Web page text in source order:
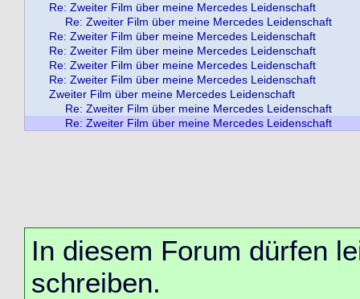
Re: Zweiter Film über meine Mercedes Leidenschaft
Re: Zweiter Film über meine Mercedes Leidenschaft
Re: Zweiter Film über meine Mercedes Leidenschaft
Re: Zweiter Film über meine Mercedes Leidenschaft
Re: Zweiter Film über meine Mercedes Leidenschaft
Re: Zweiter Film über meine Mercedes Leidenschaft
Zweiter Film über meine Mercedes Leidenschaft
Re: Zweiter Film über meine Mercedes Leidenschaft
Re: Zweiter Film über meine Mercedes Leidenschaft
In diesem Forum dürfen
schreiben.